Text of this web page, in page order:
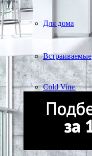
Для дома
Встраиваемые
Cold Vine